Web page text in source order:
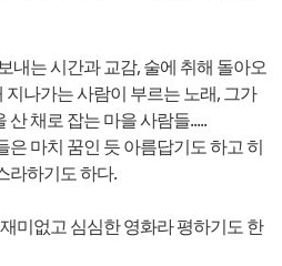
내는 시간과 교감, 술에 취해 돌아오
지나가는 사람이 부르는 노래, 그가
산 채로 잡는 마을 사람들.....
마치 꿈인 듯 아름답기도 하고 히
라하기도 하다.
미없고 심심한 영화라 평하기도 한